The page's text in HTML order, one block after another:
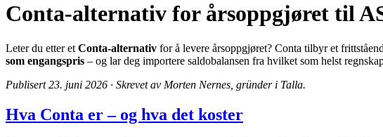
Conta-alternativ for årsoppgjøret til
Leter du etter et Conta-alternativ for å levere årsoppgjøret? Conta tilbyr et
som engangspris – og lar deg importere saldobalansen fra hvilket som helst
Publisert 23. juni 2026 · Skrevet av Morten Nernes, gründer i Talla.
Hva Conta er – og hva det koster